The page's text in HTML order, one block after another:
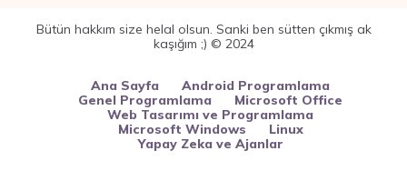
Bütün hakkım size helal olsun. Sanki ben sütten çıkmış ak
kaşığım ;) © 2024
Ana Sayfa
Android Programlama
Genel Programlama
Microsoft Office
Web Tasarımı ve Programlama
Microsoft Windows
Linux
Yapay Zeka ve Ajanlar